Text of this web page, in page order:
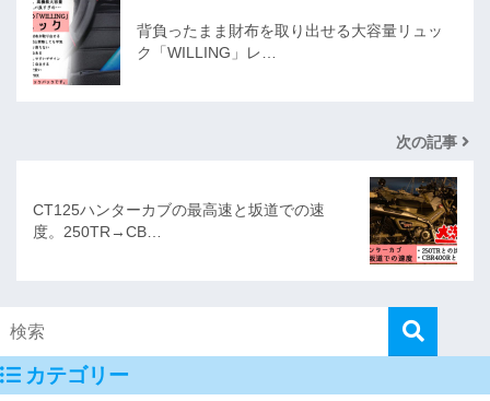
背負ったまま財布を取り出せる大容量リュッ
ク「WILLING」レ…
次の記事
CT125ハンターカブの最高速と坂道での速
度。250TR→CB…
カテゴリー